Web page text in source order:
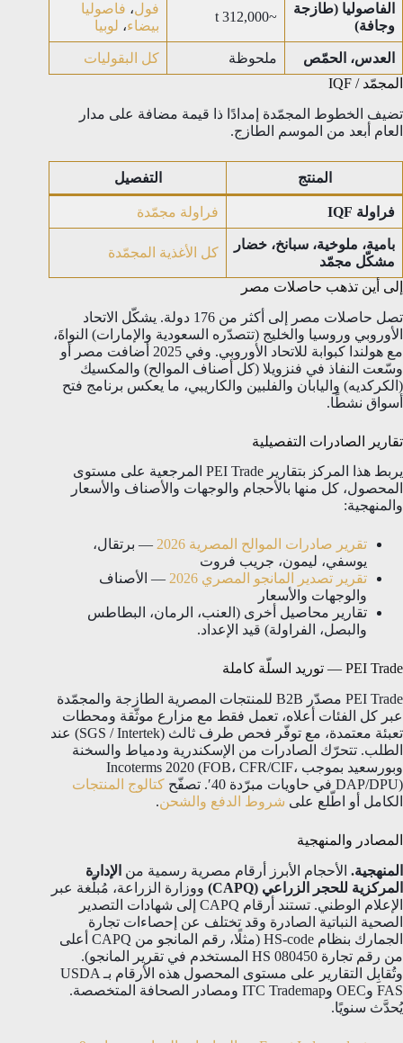
الفاصوليا (طازجة
وجافة)
~312,000 t
فول، فاصوليا
بيضاء، لوبيا
العدس، الحمّص ملحوظة
كل البقوليات
المجمّد / IQF
تضيف الخطوط المجمّدة إمدادًا ذا قيمة مضافة على مدار
العام أبعد من الموسم الطازج.
المنتج التفصيل
فراولة IQF فراولة مجمّدة
بامية، ملوخية، سبانخ، خضار
مشكّل مجمّد
كل الأغذية المجمّدة
إلى أين تذهب حاصلات مصر
تصل حاصلات مصر إلى أكثر من 176 دولة. يشكّل الاتحاد
الأوروبي وروسيا والخليج (تتصدّره السعودية والإمارات) النواةَ،
مع هولندا كبوابة للاتحاد الأوروبي. وفي 2025 أضافت مصر أو
وسّعت النفاذ في فنزويلا (كل أصناف الموالح) والمكسيك
(الكركديه) واليابان والفلبين والكاريبي، ما يعكس برنامج فتح
أسواق نشطًا.
تقارير الصادرات التفصيلية
يربط هذا المركز بتقارير PEI Trade المرجعية على مستوى
المحصول، كل منها بالأحجام والوجهات والأصناف والأسعار
والمنهجية:
تقرير صادرات الموالح المصرية 2026
— برتقال،
يوسفي، ليمون، جريب فروت
تقرير تصدير المانجو المصري 2026
— الأصناف
والوجهات والأسعار
تقارير محاصيل أخرى (العنب، الرمان، البطاطس
والبصل، الفراولة) قيد الإعداد.
PEI Trade — توريد السلّة كاملة
PEI Trade مصدّر B2B للمنتجات المصرية الطازجة والمجمّدة
عبر كل الفئات أعلاه، تعمل فقط مع مزارع موثّقة ومحطات
تعبئة معتمدة، مع توفّر فحص طرف ثالث (SGS / Intertek) عند
الطلب. تتحرّك الصادرات من الإسكندرية ودمياط والسخنة
وبورسعيد بموجب Incoterms 2020 (FOB، CFR/CIF،
DAP/DPU) في حاويات مبرّدة 40′. تصفّح
كتالوج المنتجات
الكامل أو اطّلع على شروط الدفع والشحن.
المصادر والمنهجية
المنهجية. الأحجام الأبرز أرقام مصرية رسمية من الإدارة
المركزية للحجر الزراعي (CAPQ)
ووزارة الزراعة، مُبلَّغة عبر
الإعلام الوطني. تستند أرقام CAPQ إلى شهادات التصدير
الصحية النباتية الصادرة وقد تختلف عن إحصاءات تجارة
الجمارك بنظام HS-code (مثلًا، رقم المانجو من CAPQ أعلى
من رقم تجارة HS 080450 المستخدم في تقرير المانجو).
وتُقابِل التقارير على مستوى المحصول هذه الأرقام بـ USDA
FAS وOEC وITC Trademap ومصادر الصحافة المتخصصة.
يُحدَّث سنويًا.